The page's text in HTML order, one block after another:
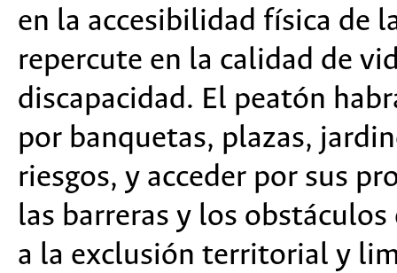
en la accesibilidad física de
repercute en la calidad de
discapacidad. El peatón
por banquetas, plazas,
riesgos, y acceder por sus
las barreras y los
a la exclusión territorial y